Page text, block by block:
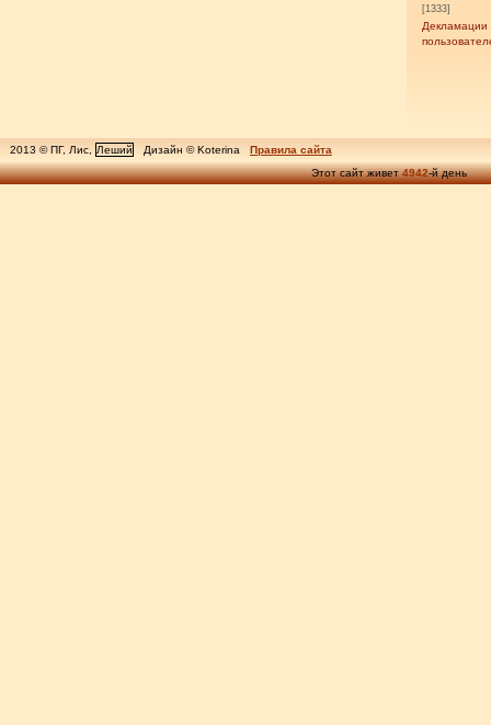
[1333]
Декламации
2013 © ПГ, Лис, Леший Дизайн © Koterina
Правила сайта
Этот сайт живет4942-й день